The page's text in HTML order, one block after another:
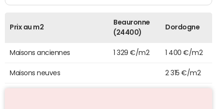
Prix au m2
Beauronne
(24400)
Dordogne
Maisons anciennes 1 329 €/m2 1 400 €/m2
Maisons neuves 2 315 €/m2